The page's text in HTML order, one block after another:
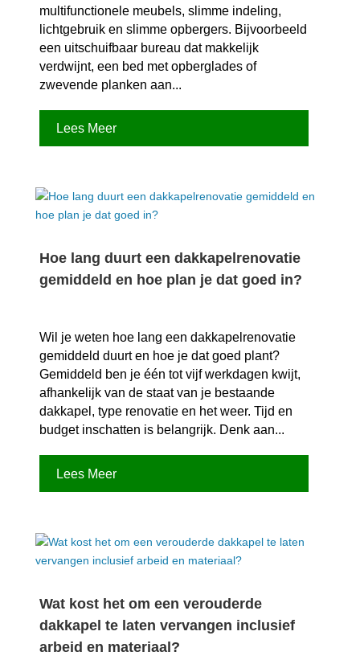
multifunctionele meubels, slimme indeling,
lichtgebruik en slimme opbergers.​ Bijvoorbeeld
een uitschuifbaar bureau dat makkelijk
verdwijnt, een bed met opberglades of
zwevende planken aan...
Lees Meer
Hoe lang duurt een dakkapelrenovatie
gemiddeld en hoe plan je dat goed in?
Wil je weten hoe lang een dakkapelrenovatie
gemiddeld duurt en hoe je dat goed plant?
Gemiddeld ben je één tot vijf werkdagen kwijt,
afhankelijk van de staat van je bestaande
dakkapel, type renovatie en het weer.​ Tijd en
budget inschatten is belangrijk.​ Denk aan...
Lees Meer
Wat kost het om een verouderde
dakkapel te laten vervangen inclusief
arbeid en materiaal?